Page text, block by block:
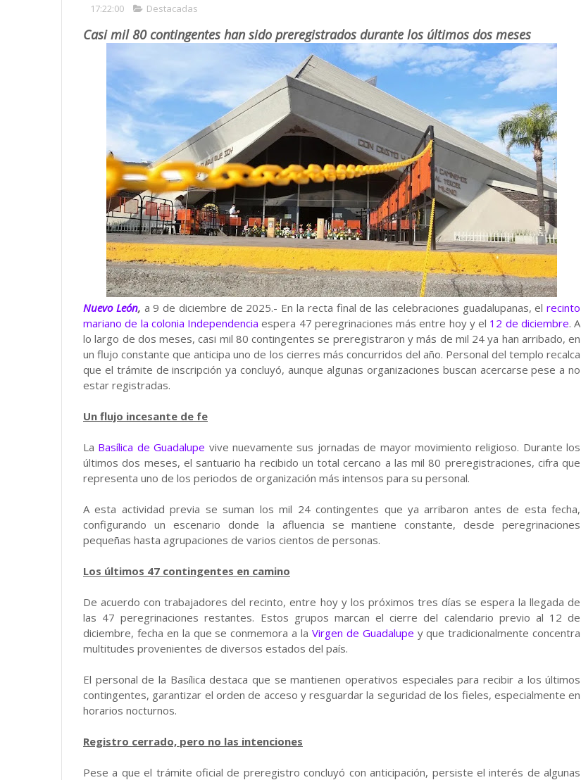
17:22:00 Destacadas
Casi mil 80 contingentes han sido preregistrados durante los últimos dos meses
Nuevo León, a 9 de diciembre de 2025.- En la recta final de las celebraciones guadalupanas, elrecinto
mariano de la colonia Independencia espera 47 peregrinaciones más entre hoy y el 12 de diciembre. A
lo largo de dos meses, casi mil 80 contingentes se preregistraron y más de mil 24 ya han arribado, en
un flujo constante que anticipa uno de los cierres más concurridos del año. Personal del templo recalca
que el trámite de inscripción ya concluyó, aunque algunas organizaciones buscan acercarse pese a no
estar registradas.
Un flujo incesante de fe
La Basílica de Guadalupe vive nuevamente sus jornadas de mayor movimiento religioso. Durante los
últimos dos meses, el santuario ha recibido un total cercano a las mil 80 preregistraciones, cifra que
representa uno de los periodos de organización más intensos para su personal.
A esta actividad previa se suman los mil 24 contingentes que ya arribaron antes de esta fecha,
configurando un escenario donde la afluencia se mantiene constante, desde peregrinaciones
pequeñas hasta agrupaciones de varios cientos de personas.
Los últimos 47 contingentes en camino
De acuerdo con trabajadores del recinto, entre hoy y los próximos tres días se espera la llegada de
las 47 peregrinaciones restantes. Estos grupos marcan el cierre del calendario previo al 12 de
diciembre, fecha en la que se conmemora a la Virgen de Guadalupe y que tradicionalmente concentra
multitudes provenientes de diversos estados del país.
El personal de la Basílica destaca que se mantienen operativos especiales para recibir a los últimos
contingentes, garantizar el orden de acceso y resguardar la seguridad de los fieles, especialmente en
horarios nocturnos.
Registro cerrado, pero no las intenciones
Pese a que el trámite oficial de preregistro concluyó con anticipación, persiste el interés de algunas